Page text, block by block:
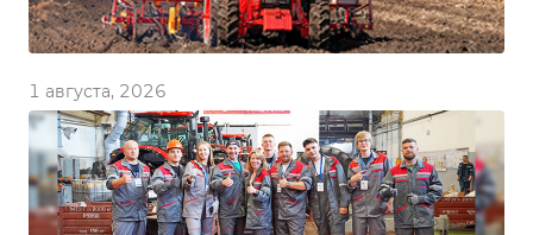
1 августа, 2026